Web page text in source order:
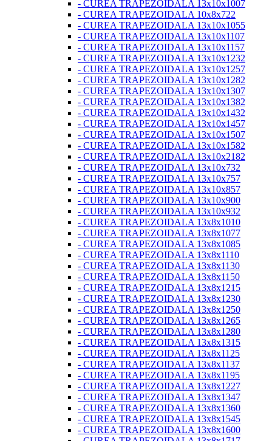
- CUREA TRAPEZOIDALA 13x10x1007
- CUREA TRAPEZOIDALA 10x8x722
- CUREA TRAPEZOIDALA 13x10x1055
- CUREA TRAPEZOIDALA 13x10x1107
- CUREA TRAPEZOIDALA 13x10x1157
- CUREA TRAPEZOIDALA 13x10x1232
- CUREA TRAPEZOIDALA 13x10x1257
- CUREA TRAPEZOIDALA 13x10x1282
- CUREA TRAPEZOIDALA 13x10x1307
- CUREA TRAPEZOIDALA 13x10x1382
- CUREA TRAPEZOIDALA 13x10x1432
- CUREA TRAPEZOIDALA 13x10x1457
- CUREA TRAPEZOIDALA 13x10x1507
- CUREA TRAPEZOIDALA 13x10x1582
- CUREA TRAPEZOIDALA 13x10x2182
- CUREA TRAPEZOIDALA 13x10x732
- CUREA TRAPEZOIDALA 13x10x757
- CUREA TRAPEZOIDALA 13x10x857
- CUREA TRAPEZOIDALA 13x10x900
- CUREA TRAPEZOIDALA 13x10x932
- CUREA TRAPEZOIDALA 13x8x1010
- CUREA TRAPEZOIDALA 13x8x1077
- CUREA TRAPEZOIDALA 13x8x1085
- CUREA TRAPEZOIDALA 13x8x1110
- CUREA TRAPEZOIDALA 13x8x1130
- CUREA TRAPEZOIDALA 13x8x1150
- CUREA TRAPEZOIDALA 13x8x1215
- CUREA TRAPEZOIDALA 13x8x1230
- CUREA TRAPEZOIDALA 13x8x1250
- CUREA TRAPEZOIDALA 13x8x1265
- CUREA TRAPEZOIDALA 13x8x1280
- CUREA TRAPEZOIDALA 13x8x1315
- CUREA TRAPEZOIDALA 13x8x1125
- CUREA TRAPEZOIDALA 13x8x1137
- CUREA TRAPEZOIDALA 13x8x1195
- CUREA TRAPEZOIDALA 13x8x1227
- CUREA TRAPEZOIDALA 13x8x1347
- CUREA TRAPEZOIDALA 13x8x1360
- CUREA TRAPEZOIDALA 13x8x1545
- CUREA TRAPEZOIDALA 13x8x1600